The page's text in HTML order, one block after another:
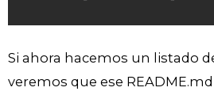
Si ahora hacemos un listado
veremos que ese